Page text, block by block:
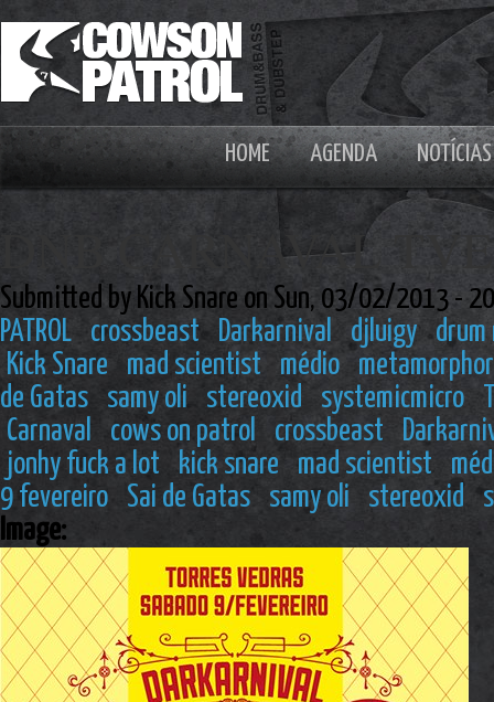
HOME AGENDA NOTÍCIAS
DNB CARNAVAL
Submitted by Kick Snare on Sun, 03/02/2013 -
PATROL
crossbeast Darkarnival djluigy
drum
Kick Snare
mad scientist médio
de Gatas
samy oli stereoxid systemicmicro
Carnaval
cows on patrol crossbeast
jonhy fuck a lot
kick snare mad scientist
9 fevereiro
Sai de Gatas samy oli stereoxid
Image: